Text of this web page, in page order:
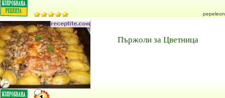
pepeleon
Пържоли за Цветница